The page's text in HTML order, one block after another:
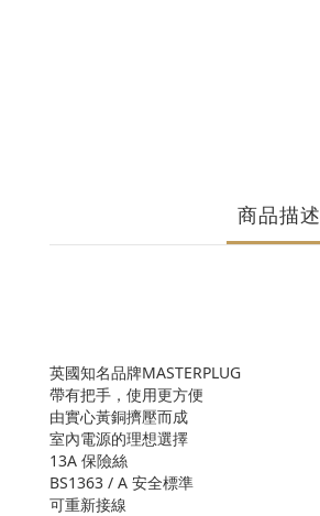
商品描述
英國知名品牌MASTERPLUG
帶有把手，使用更方便
由實心黃銅擠壓而成
室內電源的理想選擇
13A 保險絲
BS1363 / A 安全標準
可重新接線